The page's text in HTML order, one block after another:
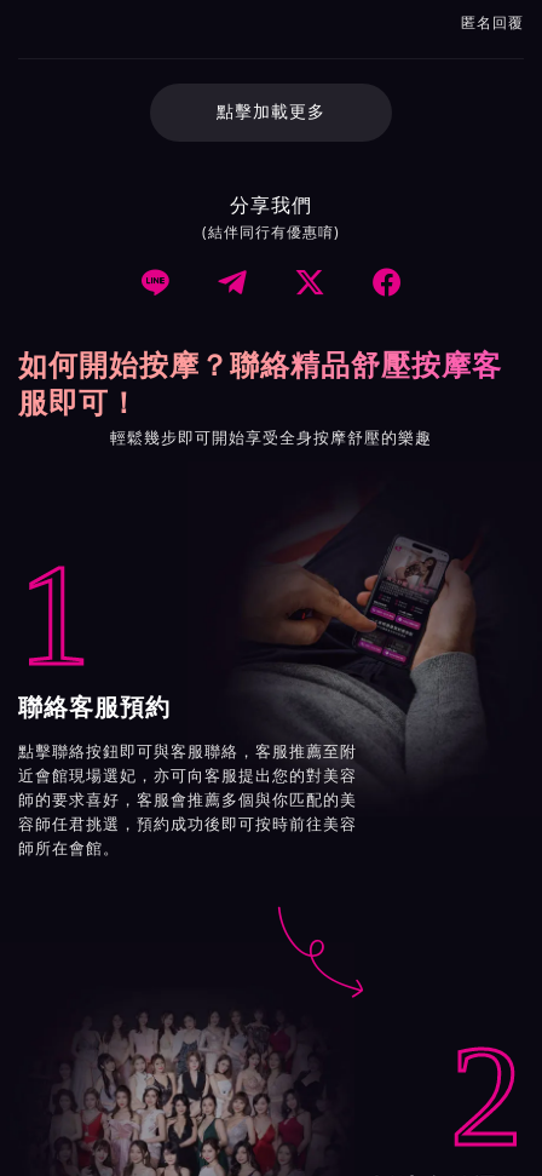
匿名回覆
點擊加載更多
分享我們
(結伴同行有優惠唷)
   
如何開始按摩？聯絡精品舒壓按摩客
服即可！
輕鬆幾步即可開始享受全身按摩舒壓的樂趣
1
聯絡客服預約
點擊聯絡按鈕即可與客服聯絡，客服推薦至附
近會館現場選妃，亦可向客服提出您的對美容
師的要求喜好，客服會推薦多個與你匹配的美
容師任君挑選，預約成功後即可按時前往美容
師所在會館。

2